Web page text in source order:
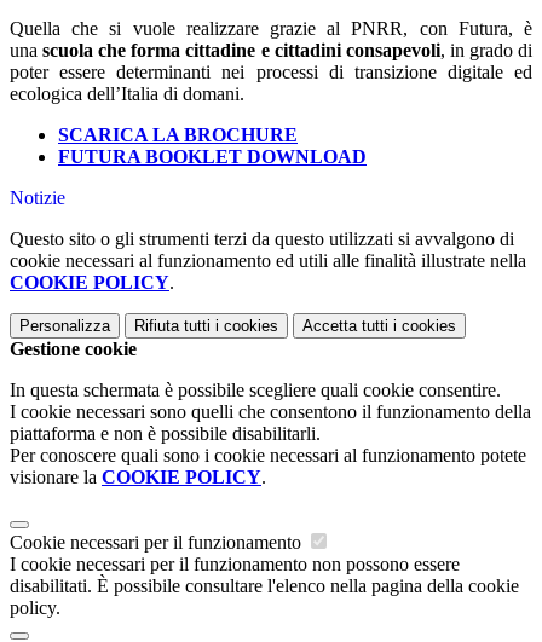
Quella che si vuole realizzare grazie al PNRR, con Futura, è
una scuola che forma cittadine e cittadini consapevoli, in grado di
poter essere determinanti nei processi di transizione digitale ed
ecologica dell’Italia di domani.
SCARICA LA BROCHURE
FUTURA BOOKLET DOWNLOAD
Notizie
Questo sito o gli strumenti terzi da questo utilizzati si avvalgono di
cookie necessari al funzionamento ed utili alle finalità illustrate nella
COOKIE POLICY.
Personalizza Rifiuta tutti i cookies Accetta tutti i cookies
Gestione cookie
In questa schermata è possibile scegliere quali cookie consentire.
I cookie necessari sono quelli che consentono il funzionamento della
piattaforma e non è possibile disabilitarli.
Per conoscere quali sono i cookie necessari al funzionamento potete
visionare la COOKIE POLICY.
Cookie necessari per il funzionamento
I cookie necessari per il funzionamento non possono essere
disabilitati. È possibile consultare l'elenco nella pagina della cookie
policy.